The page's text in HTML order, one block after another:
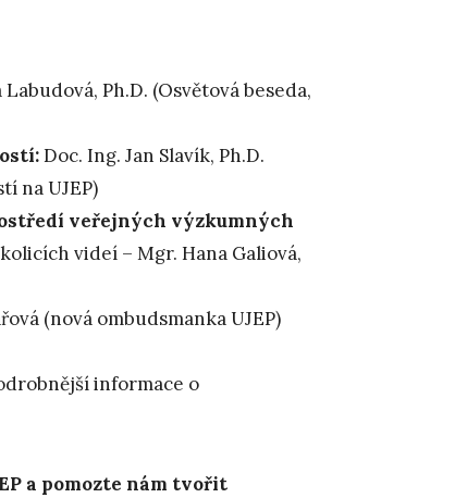
Ph.D. (Osvětová beseda,
Doc. Ing. Jan Slavík, Ph.D.
na UJEP)
veřejných výzkumných
videí – Mgr. Hana Galiová,
(nová ombudsmanka UJEP)
informace o
a pomozte nám tvořit